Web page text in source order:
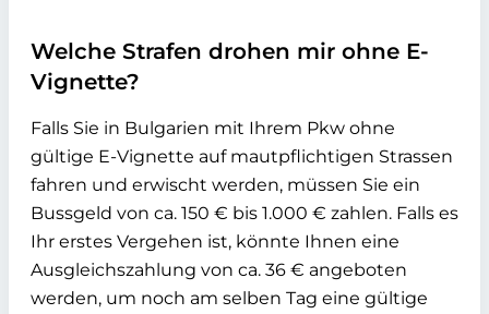
Welche Strafen drohen mir ohne E-
Vignette?
Falls Sie in Bulgarien mit Ihrem Pkw ohne
gültige E-Vignette auf mautpflichtigen Strassen
fahren und erwischt werden, müssen Sie ein
Bussgeld von ca. 150 € bis 1.000 € zahlen. Falls es
Ihr erstes Vergehen ist, könnte Ihnen eine
Ausgleichszahlung von ca. 36 € angeboten
werden, um noch am selben Tag eine gültige